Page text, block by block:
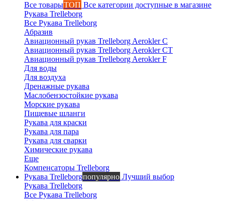
Все товарыТОП Все категории доступные в магазине
Рукава Trelleborg
Все Рукава Trelleborg
Абразив
Авиационный рукав Trelleborg Aerokler C
Авиационный рукав Trelleborg Aerokler CT
Авиационный рукав Trelleborg Aerokler F
Для воды
Для воздуха
Дренажные рукава
Маслобензостойкие рукава
Морские рукава
Пищевые шланги
Рукава для краски
Рукава для пара
Рукава для сварки
Химические рукава
Еще
Компенсаторы Trelleborg
Рукава Trelleborgпопулярно Лучший выбор
Рукава Trelleborg
Все Рукава Trelleborg
Вероника
онлайн